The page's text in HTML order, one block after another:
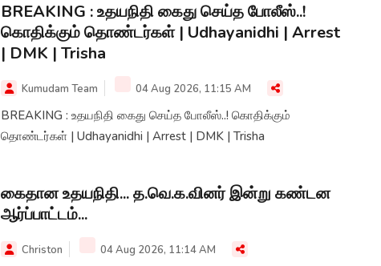
BREAKING : உதயநிதி கைது செய்த போலீஸ்..!
கொதிக்கும் தொண்டர்கள் | Udhayanidhi | Arrest
| DMK | Trisha
Kumudam Team 04 Aug 2026, 11:15 AM
BREAKING : உதயநிதி கைது செய்த போலீஸ்..! கொதிக்கும்
தொண்டர்கள் | Udhayanidhi | Arrest | DMK | Trisha
கைதான உதயநிதி... த.வெ.க.வினர் இன்று கண்டன
ஆர்ப்பாட்டம்...
Christon 04 Aug 2026, 11:14 AM